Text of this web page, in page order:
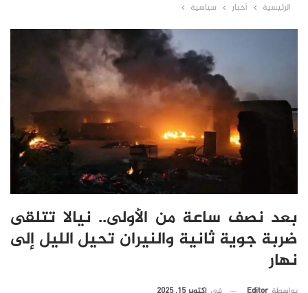
الرئيسية أخبار سياسية
بعد نصف ساعة من الأولى.. نيالا تتلقى
ضربة جوية ثانية والنيران تحيل الليل إلى
نهار